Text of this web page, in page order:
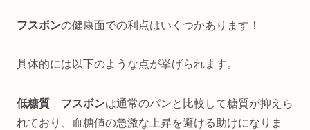
フスボンの健康面での利点はいくつかあります！
具体的には以下のような点が挙げられます。
低糖質 フスボンは通常のパンと比較して糖質が抑えら
れており、血糖値の急激な上昇を避ける助けになりま